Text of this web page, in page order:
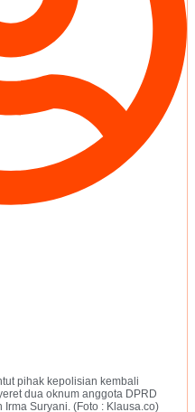
pihak kepolisian kembali
dua oknum anggota DPRD
Suryani. (Foto : Klausa.co)